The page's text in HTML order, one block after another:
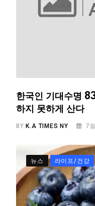
한국인 기대수명
하지 못하게 산다
BY K.A TIMES NY 7
뉴스 라이프/건강